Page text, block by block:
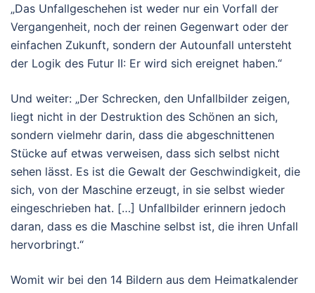
„Das Unfallgeschehen ist weder nur ein Vorfall der
Vergangenheit, noch der reinen Gegenwart oder der
einfachen Zukunft, sondern der Autounfall untersteht
der Logik des Futur II: Er wird sich ereignet haben.“
Und weiter: „Der Schrecken, den Unfallbilder zeigen,
liegt nicht in der Destruktion des Schönen an sich,
sondern vielmehr darin, dass die abgeschnittenen
Stücke auf etwas verweisen, dass sich selbst nicht
sehen lässt. Es ist die Gewalt der Geschwindigkeit, die
sich, von der Maschine erzeugt, in sie selbst wieder
eingeschrieben hat. […] Unfallbilder erinnern jedoch
daran, dass es die Maschine selbst ist, die ihren Unfall
hervorbringt.“
Womit wir bei den 14 Bildern aus dem Heimatkalender